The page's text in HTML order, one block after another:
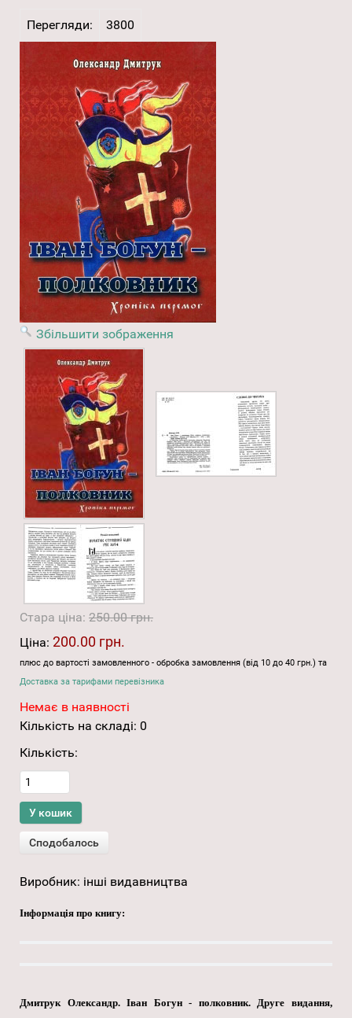
Перегляди: 3800
Збільшити зображення
Стара ціна: 250.00 грн.
Ціна: 200.00 грн.
плюс до вартості замовленного - обробка замовлення (від 10 до 40 грн.) та
Доставка за тарифами перевізника
Немає в наявності
Кількість на складі: 0
Кількість:
Виробник: інші видавництва
Інформація про книгу:
Дмитрук Олександр. Іван Богун - полковник. Друге видання,